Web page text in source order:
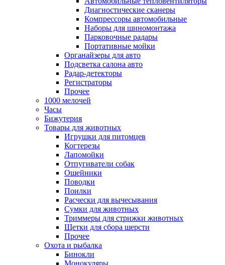
Диагностические сканеры
Компрессоры автомобильные
Наборы для шиномонтажа
Парковочные радары
Портативные мойки
Органайзеры для авто
Подсветка салона авто
Радар-детекторы
Регистраторы
Прочее
1000 мелочей
Часы
Бижутерия
Товары для животных
Игрушки для питомцев
Когтерезы
Лапомойки
Отпугиватели собак
Ошейники
Поводки
Поилки
Расчески для вычесывания
Сумки для животных
Триммеры для стрижки животных
Щетки для сбора шерсти
Прочее
Охота и рыбалка
Бинокли
Монокуляры